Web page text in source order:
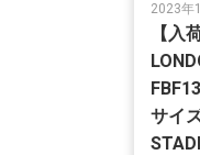
2023年
【入
サイ